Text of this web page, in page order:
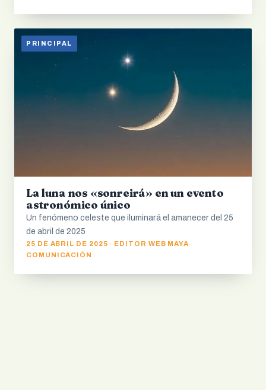
PRINCIPAL
La luna nos «sonreirá» en un evento
astronómico único
Un fenómeno celeste que iluminará el amanecer del 25
de abril de 2025
25 DE ABRIL DE 2025 · EDITOR WEB MAYA
COMUNICACIÓN